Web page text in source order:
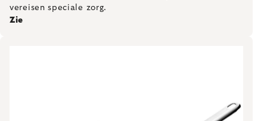
vereisen speciale zorg.
Zie